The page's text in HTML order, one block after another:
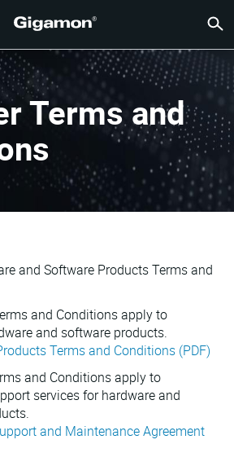
ーバビリティパイプライン
クラ
AWS
Azure
Google
Nutanix
VMware
ネッ
SSL/
アプリ
アプリ
デー
ネット
トラフ
ジェンス
トラ
クラ
クラウ
マルチ
クラウ
する
水平方
デー
ツール
ネット
NetOps
ネッ
ゼロト
ネット
する
業界
連邦政府
金融サ
ヘルス
IoT, OT,
国、地
パー
テクノ
チャネ
パート
パー
パート
パー
パート
概要
サポー
ポリシー
保証
サポ
サポー
教育サ
プロフ
VÜE
お客様
ディス
ナレッ
製品ド
お客様
すべて
リソ
リソー
学習セ
テック
ウェビ
話題
ブログ
イベント
ニュー
会社
当社に
採用情報
顧客
Terms and
and Software Products Terms and
and Conditions apply to
and software products.
Terms and Conditions (PDF)
and Conditions apply to
services for hardware and
and Maintenance Agreement